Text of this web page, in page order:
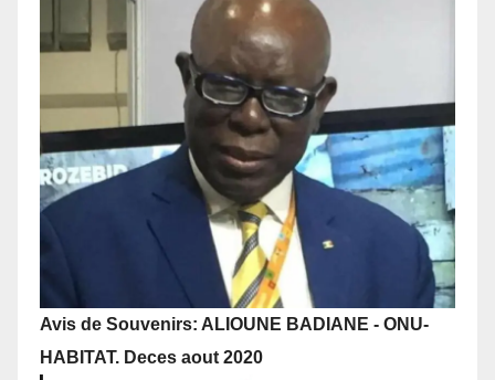
Avis de Souvenirs: ALIOUNE BADIANE - ONU-
HABITAT. Deces aout 2020